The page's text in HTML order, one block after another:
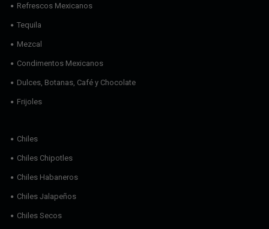
Refrescos Mexicanos
Tequila
Mezcal
Condimentos Mexicanos
Dulces, Botanas, Café y Chocolate
Frijoles
Chiles
Chiles Chipotles
Chiles Habaneros
Chiles Jalapeños
Chiles Secos